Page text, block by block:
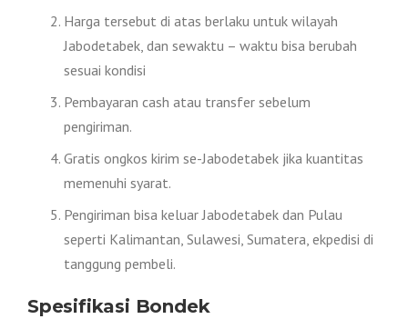
Harga tersebut di atas berlaku untuk wilayah
Jabodetabek, dan sewaktu – waktu bisa berubah
sesuai kondisi
Pembayaran cash atau transfer sebelum
pengiriman.
Gratis ongkos kirim se-Jabodetabek jika kuantitas
memenuhi syarat.
Pengiriman bisa keluar Jabodetabek dan Pulau
seperti Kalimantan, Sulawesi, Sumatera, ekpedisi di
tanggung pembeli.
Spesifikasi Bondek